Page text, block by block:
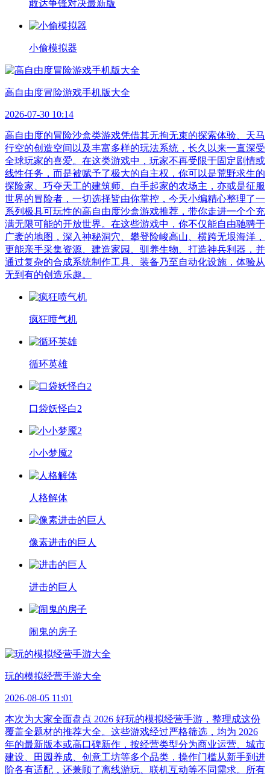
敢达争锋对决最新版
小偷模拟器
高自由度冒险游戏手机版大全
2026-07-30 10:14
高自由度的冒险沙盒类游戏凭借其无拘无束的探索体验、天马
行空的创造空间以及丰富多样的玩法系统，长久以来一直深受
全球玩家的喜爱。在这类游戏中，玩家不再受限于固定剧情或
线性任务，而是被赋予了极大的自主权，你可以是荒野求生的
探险家、巧夺天工的建筑师、白手起家的农场主，亦或是征服
世界的冒险者，一切选择皆由你掌控，今天小编精心整理了一
系列极具可玩性的高自由度沙盒游戏推荐，带你走进一个个充
满无限可能的开放世界。在这些游戏中，你不仅能自由驰骋于
广袤的地图，深入神秘洞穴、攀登险峻高山、横跨无垠海洋，
更能亲手采集资源、建造家园、驯养生物、打造神兵利器，并
通过复杂的合成系统制作工具、装备乃至自动化设施，体验从
无到有的创造乐趣。
疯狂喷气机
循环英雄
口袋妖怪白2
小小梦魇2
人格解体
像素进击的巨人
进击的巨人
闹鬼的房子
玩的模拟经营手游大全
2026-08-05 11:01
本次为大家全面盘点 2026 好玩的模拟经营手游，整理成这份
覆盖全题材的推荐大全。这些游戏经过严格筛选，均为 2026
年的最新版本或高口碑新作，按经营类型分为商业运营、城市
建设、田园养成、创意工坊等多个品类，操作门槛从新手到进
阶各有适配，还兼顾了离线游玩、联机互动等不同需求。所有